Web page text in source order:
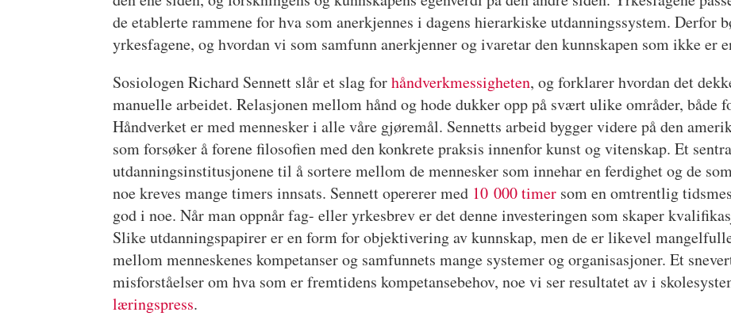
de etablerte rammene for hva som anerkjennes i dagens hierarkiske utdanningssystem.
yrkesfagene, og hvordan vi som samfunn anerkjenner og ivaretar den kunnskapen som ikke er
Sosiologen Richard Sennett slår et slag forhåndverkmessigheten, og forklarer hvordan det
manuelle arbeidet. Relasjonen mellom hånd og hode dukker opp på svært ulike områder, både
Håndverket er med mennesker i alle våre gjøremål. Sennetts arbeid bygger videre på den
som forsøker å forene filosofien med den konkrete praksis innenfor kunst og vitenskap. Et
utdanningsinstitusjonene til å sortere mellom de mennesker som innehar en ferdighet og de
noe kreves mange timers innsats. Sennett opererer med 10 000 timer som en omtrentlig
god i noe. Når man oppnår fag- eller yrkesbrev er det denne investeringen som skaper
Slike utdanningspapirer er en form for objektivering av kunnskap, men de er likevel
mellom menneskenes kompetanser og samfunnets mange systemer og organisasjoner. Et
misforståelser om hva som er fremtidens kompetansebehov, noe vi ser resultatet av i
læringspress.